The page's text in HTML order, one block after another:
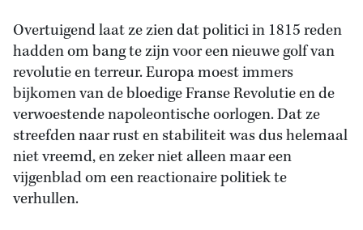
Overtuigend laat ze zien dat politici in 1815 reden
hadden om bang te zijn voor een nieuwe golf van
revolutie en terreur. Europa moest immers
bijkomen van de bloedige Franse Revolutie en de
verwoestende napoleontische oorlogen. Dat ze
streefden naar rust en stabiliteit was dus helemaal
niet vreemd, en zeker niet alleen maar een
vijgenblad om een reactionaire politiek te
verhullen.